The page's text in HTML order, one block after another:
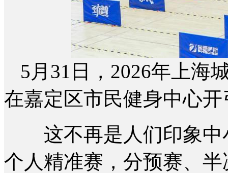
5月31日，2026年上海
在嘉定区市民健身中心
这不再是人们印象中
个人精准赛，分预赛、